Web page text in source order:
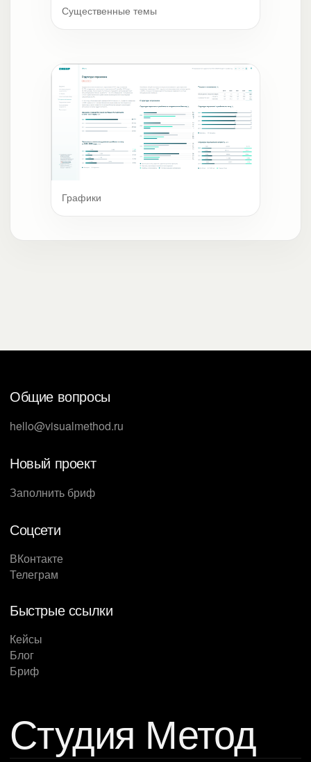
Существенные темы
Графики
Общие вопросы
hello@visualmethod.ru
Новый проект
Заполнить бриф
Соцсети
ВКонтакте
Телеграм
Быстрые ссылки
Кейсы
Блог
Бриф
Студия Метод